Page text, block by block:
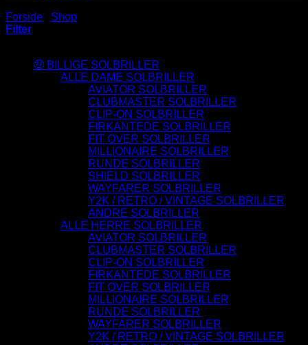
Forside
Shop
Filter
🤑 BILLIGE SOLBRILLER
ALLE DAME SOLBRILLER
AVIATOR SOLBRILLER
CLUBMASTER SOLBRILLER
CLIP-ON SOLBRILLER
FIRKANTEDE SOLBRILLER
FIT OVER SOLBRILLER
MILLIONAIRE SOLBRILLER
RUNDE SOLBRILLER
SHIELD SOLBRILLER
WAYFARER SOLBRILLER
Y2K / RETRO / VINTAGE SOLBRILLER
ANDRE SOLBRILLER
ALLE HERRE SOLBRILLER
AVIATOR SOLBRILLER
CLUBMASTER SOLBRILLER
CLIP-ON SOLBRILLER
FIRKANTEDE SOLBRILLER
FIT OVER SOLBRILLER
MILLIONAIRE SOLBRILLER
RUNDE SOLBRILLER
WAYFARER SOLBRILLER
Y2K / RETRO / VINTAGE SOLBRILLER